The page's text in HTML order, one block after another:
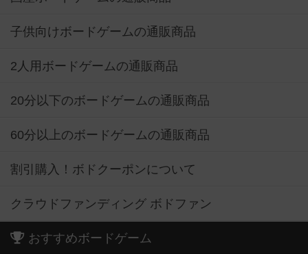
子供向けボードゲームの通販商品
2人用ボードゲームの通販商品
20分以下のボードゲームの通販商品
60分以上のボードゲームの通販商品
割引購入！ボドクーポンについて
クラウドファンディング ボドファン
おすすめボードゲーム